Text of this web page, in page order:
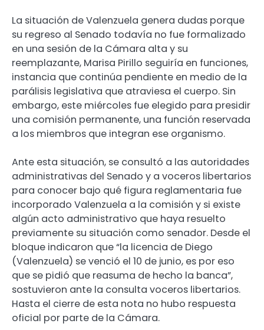
La situación de Valenzuela genera dudas porque
su regreso al Senado todavía no fue formalizado
en una sesión de la Cámara alta y su
reemplazante, Marisa Pirillo seguiría en funciones,
instancia que continúa pendiente en medio de la
parálisis legislativa que atraviesa el cuerpo. Sin
embargo, este miércoles fue elegido para presidir
una comisión permanente, una función reservada
a los miembros que integran ese organismo.
Ante esta situación, se consultó a las autoridades
administrativas del Senado y a voceros libertarios
para conocer bajo qué figura reglamentaria fue
incorporado Valenzuela a la comisión y si existe
algún acto administrativo que haya resuelto
previamente su situación como senador. Desde el
bloque indicaron que “la licencia de Diego
(Valenzuela) se venció el 10 de junio, es por eso
que se pidió que reasuma de hecho la banca”,
sostuvieron ante la consulta voceros libertarios.
Hasta el cierre de esta nota no hubo respuesta
oficial por parte de la Cámara.